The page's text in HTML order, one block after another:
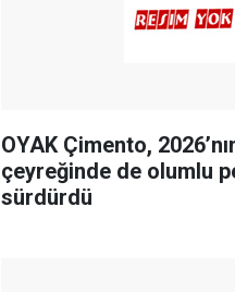
OYAK Çimento,
çeyreğinde de olumlu
sürdürdü